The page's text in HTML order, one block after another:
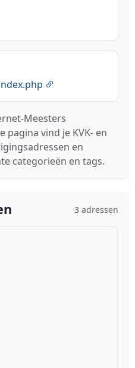
Meesters
pagina vind je KVK- en
en
categorieën en tags.
3 adressen